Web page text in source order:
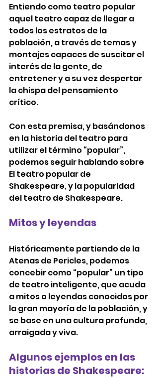
Entiendo como teatro popular
aquel teatro capaz de llegar a
todos los estratos de la
población, a través de temas y
montajes capaces de suscitar el
interés de la gente, de
entretener y a su vez despertar
la chispa del pensamiento
crítico.
Con esta premisa, y basándonos
en la historia del teatro para
utilizar el término “popular”,
podemos seguir hablando sobre
El teatro popular de
Shakespeare, y la popularidad
del teatro de Shakespeare.
Mitos y leyendas
Históricamente partiendo de la
Atenas de Pericles, podemos
concebir como “popular” un tipo
de teatro inteligente, que acuda
a mitos o leyendas conocidos por
la gran mayoría de la población, y
se base en una cultura profunda,
arraigada y viva.
Algunos ejemplos en las
historias de Shakespeare: